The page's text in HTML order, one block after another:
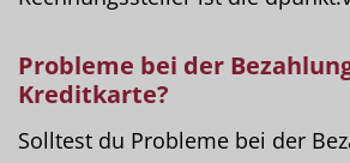
Probleme bei der
Kreditkarte?
Solltest du Probleme bei der